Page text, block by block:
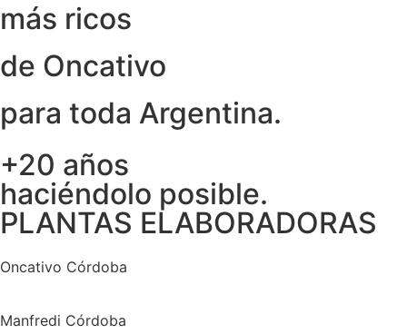
más ricos
de Oncativo
para toda Argentina.
+20 años
haciéndolo posible.
PLANTAS ELABORADORAS
Oncativo Córdoba
Manfredi Córdoba